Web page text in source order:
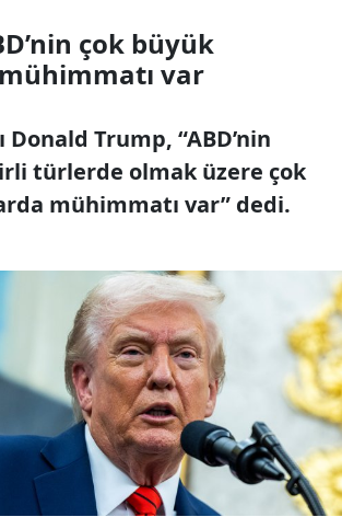
çok büyük
var
Donald Trump, “ABD’nin
türlerde olmak üzere çok
mühimmatı var” dedi.